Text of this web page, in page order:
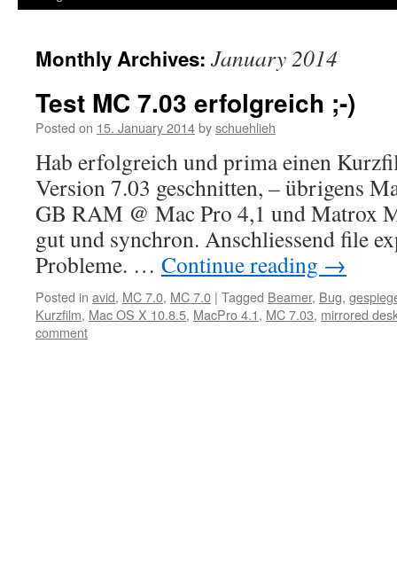
Monthly Archives: January 2014
Test MC 7.03 erfolgreich ;-)
Posted on 15. January 2014byschuehlieh
Hab erfolgreich und prima einen
Version 7.03 geschnitten, – übrigens
GB RAM @ Mac Pro 4,1 und Matrox
gut und synchron. Anschliessend file
Probleme. … Continue reading →
Posted in avid, MC 7.0, MC 7.0 | Tagged Beamer, Bug,
Kurzfilm, Mac OS X 10.8.5, MacPro 4.1, MC 7.03, mirrored
comment